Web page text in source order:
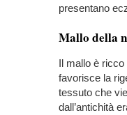
presentano
Mallo della
Il mallo è
favorisce la
tessuto che
dall’antichità